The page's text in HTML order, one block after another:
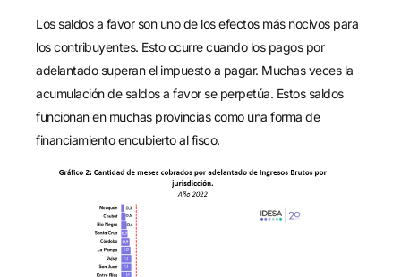
Los saldos a favor son uno de los efectos más nocivos para
los contribuyentes. Esto ocurre cuando los pagos por
adelantado superan el impuesto a pagar. Muchas veces la
acumulación de saldos a favor se perpetúa. Estos saldos
funcionan en muchas provincias como una forma de
financiamiento encubierto al fisco.